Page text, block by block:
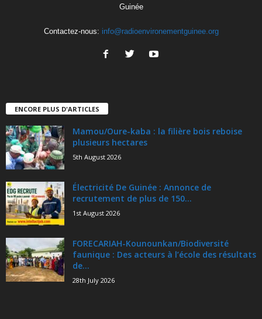
Guinée
Contactez-nous: info@radioenvironementguinee.org
ENCORE PLUS D'ARTICLES
Mamou/Oure-kaba : la filière bois reboise
plusieurs hectares
5th August 2026
Électricité De Guinée : Annonce de
recrutement de plus de 150...
1st August 2026
FORECARIAH-Kounounkan/Biodiversité
faunique : Des acteurs à l’école des résultats
de...
28th July 2026